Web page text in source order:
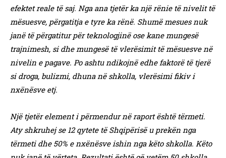
efektet reale të saj. Nga ana tjetër ka një rënie të nivelit të
mësuesve, përgatitja e tyre ka rënë. Shumë mesues nuk
janë të përgatitur për teknologjinë ose kane mungesë
trajnimesh, si dhe mungesë të vlerësimit të mësuesve në
nivelin e pagave. Po ashtu ndikojnë edhe faktorë të tjerë
si droga, bulizmi, dhuna në shkolla, vlerësimi fikiv i
nxënësve etj.
Një tjetër element i përmendur në raport është tërmeti.
Aty shkruhej se 12 qytete të Shqipërisë u prekën nga
tërmeti dhe 50% e nxënësve ishin nga këto shkolla. Këto